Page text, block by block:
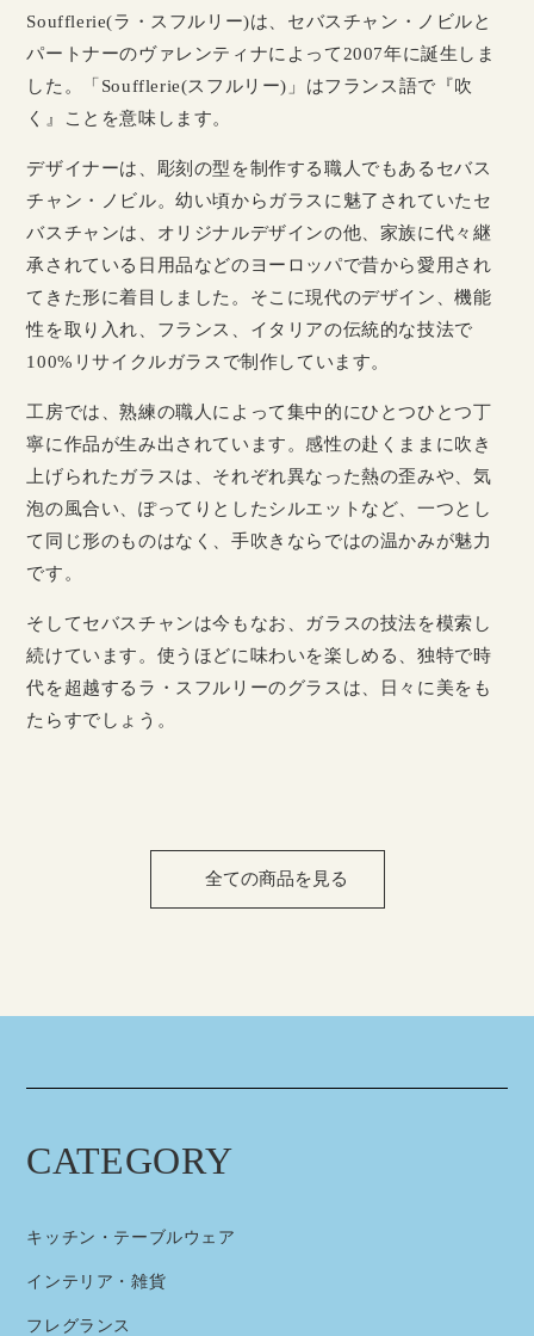
Soufflerie(ラ・スフルリー)は、セバスチャン・ノビルと
パートナーのヴァレンティナによって2007年に誕生しま
した。「Soufflerie(スフルリー)」はフランス語で『吹
く』ことを意味します。
デザイナーは、彫刻の型を制作する職人でもあるセバス
チャン・ノビル。幼い頃からガラスに魅了されていたセ
バスチャンは、オリジナルデザインの他、家族に代々継
承されている日用品などのヨーロッパで昔から愛用され
てきた形に着目しました。そこに現代のデザイン、機能
性を取り入れ、フランス、イタリアの伝統的な技法で
100%リサイクルガラスで制作しています。
工房では、熟練の職人によって集中的にひとつひとつ丁
寧に作品が生み出されています。感性の赴くままに吹き
上げられたガラスは、それぞれ異なった熱の歪みや、気
泡の風合い、ぽってりとしたシルエットなど、一つとし
て同じ形のものはなく、手吹きならではの温かみが魅力
です。
そしてセバスチャンは今もなお、ガラスの技法を模索し
続けています。使うほどに味わいを楽しめる、独特で時
代を超越するラ・スフルリーのグラスは、日々に美をも
たらすでしょう。
全ての商品を見る
CATEGORY
キッチン・テーブルウェア
インテリア・雑貨
フレグランス